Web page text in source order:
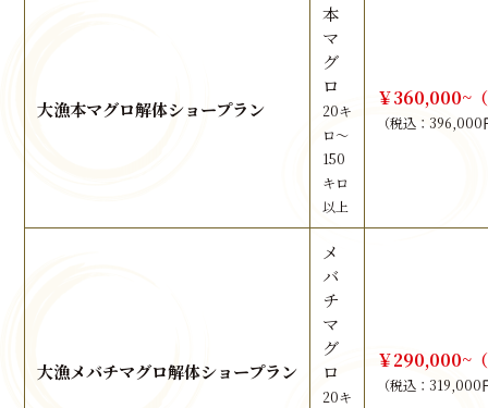
大漁本マグロ解体ショープラン
本
マ
グ
ロ
20キ
ロ～
150
キロ
以上
￥360,000~
（税込：396,000
大漁メバチマグロ解体ショープラン
メ
バ
チ
マ
グ
ロ
20キ
￥290,000~
（税込：319,000